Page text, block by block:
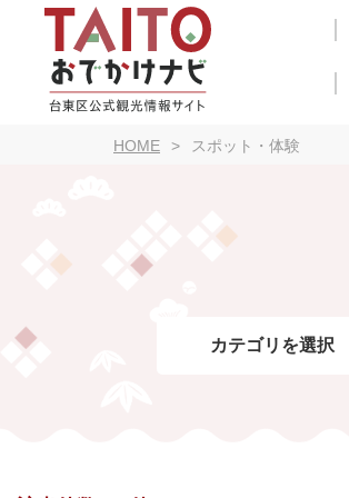
HOME スポット・体験
カテゴリを選択